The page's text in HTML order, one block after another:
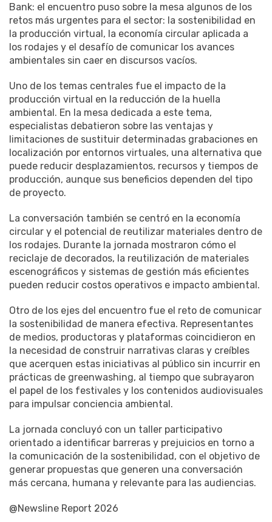
Bank: el encuentro puso sobre la mesa algunos de los
retos más urgentes para el sector: la sostenibilidad en
la producción virtual, la economía circular aplicada a
los rodajes y el desafío de comunicar los avances
ambientales sin caer en discursos vacíos.
Uno de los temas centrales fue el impacto de la
producción virtual en la reducción de la huella
ambiental. En la mesa dedicada a este tema,
especialistas debatieron sobre las ventajas y
limitaciones de sustituir determinadas grabaciones en
localización por entornos virtuales, una alternativa que
puede reducir desplazamientos, recursos y tiempos de
producción, aunque sus beneficios dependen del tipo
de proyecto.
La conversación también se centró en la economía
circular y el potencial de reutilizar materiales dentro de
los rodajes. Durante la jornada mostraron cómo el
reciclaje de decorados, la reutilización de materiales
escenográficos y sistemas de gestión más eficientes
pueden reducir costos operativos e impacto ambiental.
Otro de los ejes del encuentro fue el reto de comunicar
la sostenibilidad de manera efectiva. Representantes
de medios, productoras y plataformas coincidieron en
la necesidad de construir narrativas claras y creíbles
que acerquen estas iniciativas al público sin incurrir en
prácticas de greenwashing, al tiempo que subrayaron
el papel de los festivales y los contenidos audiovisuales
para impulsar conciencia ambiental.
La jornada concluyó con un taller participativo
orientado a identificar barreras y prejuicios en torno a
la comunicación de la sostenibilidad, con el objetivo de
generar propuestas que generen una conversación
más cercana, humana y relevante para las audiencias.
@Newsline Report 2026